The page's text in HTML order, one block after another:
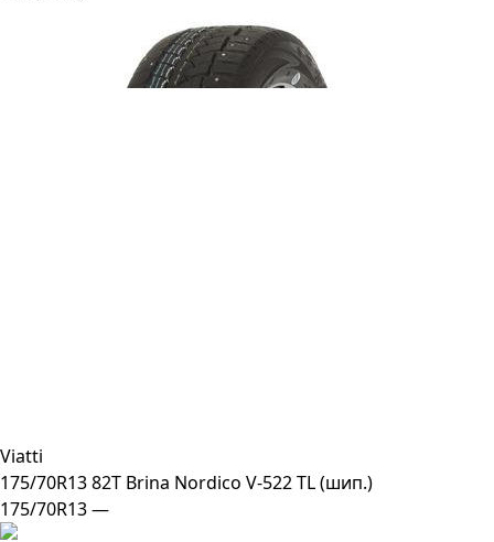
Viatti
175/70R13 82T Brina Nordico V-522 TL (шип.)
175/70R13 —